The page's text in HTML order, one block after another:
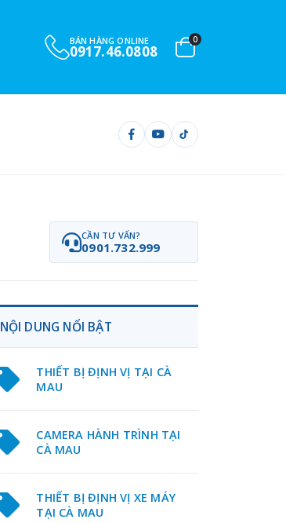
BÁN HÀNG ONLINE
0917.46.0808
0
CẦN TƯ VẤN?
0901.732.999
NỘI DUNG NỔI BẬT
THIẾT BỊ ĐỊNH VỊ TẠI CÀ
MAU
CAMERA HÀNH TRÌNH TẠI
CÀ MAU
THIẾT BỊ ĐỊNH VỊ XE MÁY
TẠI CÀ MAU